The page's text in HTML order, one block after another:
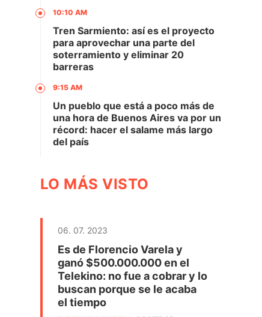
10:10 AM
Tren Sarmiento: así es el proyecto
para aprovechar una parte del
soterramiento y eliminar 20
barreras
9:15 AM
Un pueblo que está a poco más de
una hora de Buenos Aires va por un
récord: hacer el salame más largo
del país
LO MÁS VISTO
06. 07. 2023
Es de Florencio Varela y
ganó $500.000.000 en el
Telekino: no fue a cobrar y lo
buscan porque se le acaba
el tiempo